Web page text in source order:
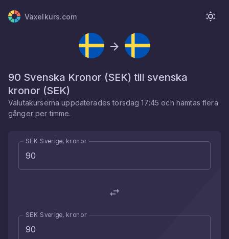
Växelkurs.com
90 Svenska Kronor (SEK) till svenska
kronor (SEK)
Valutakurserna uppdateradestorsdag 17:45 och hämtas flera
gånger per timme.
SEK Sverige, kronor
SEK Sverige, kronor